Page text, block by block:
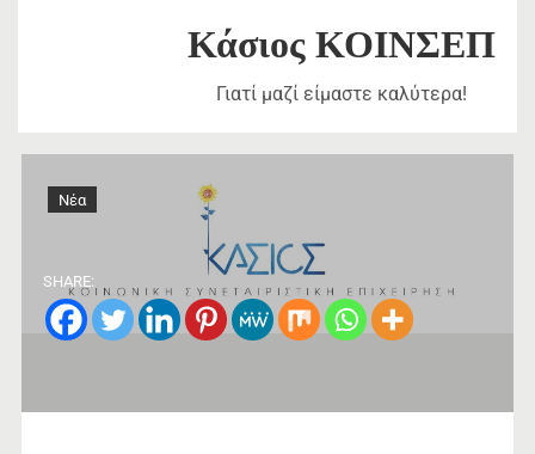
Νέα
SHARE:
Κάσιος ΚΟΙΝΣΕΠ
Γιατί μαζί είμαστε καλύτερα!